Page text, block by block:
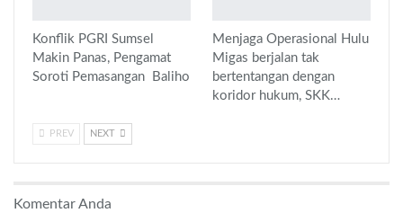
Konflik PGRI Sumsel
Makin Panas, Pengamat
Soroti Pemasangan Baliho
Menjaga Operasional Hulu
Migas berjalan tak
bertentangan dengan
koridor hukum, SKK…
PREV NEXT
Komentar Anda